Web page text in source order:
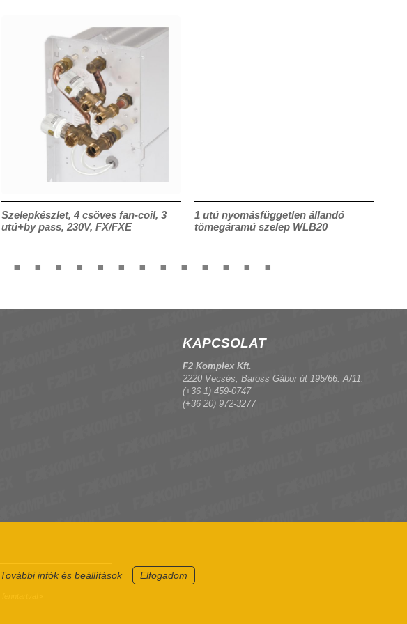
További infók és beállítások Elfogadom
Szelepkészlet, 4 csöves fan-coil, 3
utú+by pass, 230V, FX/FXE
1 utú nyomásfüggetlen állandó
tömegáramú szelep WLB20
KAPCSOLAT
F2 Komplex Kft.
2220 Vecsés, Baross Gábor út 195/66. A/11.
(+36 1) 459-0747
(+36 20) 972-3277